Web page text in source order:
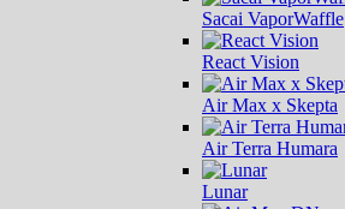
Sacai VaporWaffle
React Vision
Air Max x Skepta
Air Terra Humara
Lunar